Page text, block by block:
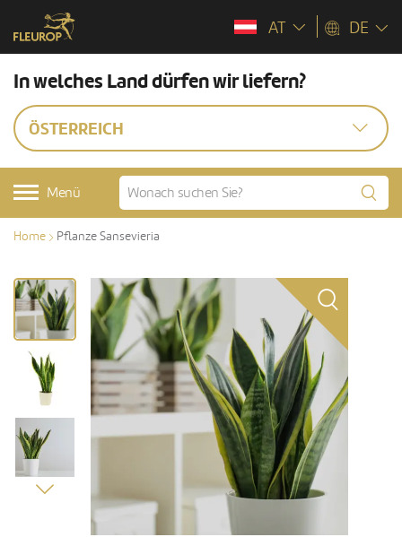
AT DE
In welches Land dürfen wir liefern?
ÖSTERREICH
Menü
Home Pflanze Sansevieria